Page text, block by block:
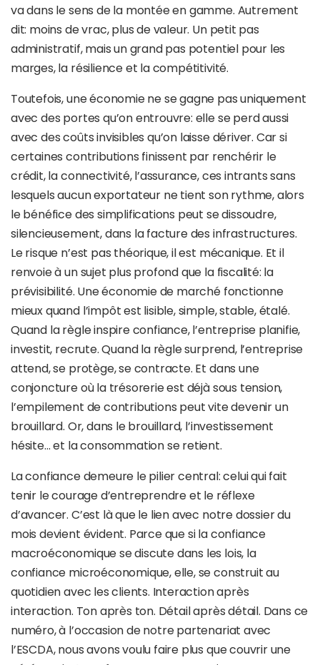
va dans le sens de la montée en gamme. Autrement
dit: moins de vrac, plus de valeur. Un petit pas
administratif, mais un grand pas potentiel pour les
marges, la résilience et la compétitivité.
Toutefois, une économie ne se gagne pas uniquement
avec des portes qu’on entrouvre: elle se perd aussi
avec des coûts invisibles qu’on laisse dériver. Car si
certaines contributions finissent par renchérir le
crédit, la connectivité, l’assurance, ces intrants sans
lesquels aucun exportateur ne tient son rythme, alors
le bénéfice des simplifications peut se dissoudre,
silencieusement, dans la facture des infrastructures.
Le risque n’est pas théorique, il est mécanique. Et il
renvoie à un sujet plus profond que la fiscalité: la
prévisibilité. Une économie de marché fonctionne
mieux quand l’impôt est lisible, simple, stable, étalé.
Quand la règle inspire confiance, l’entreprise planifie,
investit, recrute. Quand la règle surprend, l’entreprise
attend, se protège, se contracte. Et dans une
conjoncture où la trésorerie est déjà sous tension,
l’empilement de contributions peut vite devenir un
brouillard. Or, dans le brouillard, l’investissement
hésite… et la consommation se retient.
La confiance demeure le pilier central: celui qui fait
tenir le courage d’entreprendre et le réflexe
d’avancer. C’est là que le lien avec notre dossier du
mois devient évident. Parce que si la confiance
macroéconomique se discute dans les lois, la
confiance microéconomique, elle, se construit au
quotidien avec les clients. Interaction après
interaction. Ton après ton. Détail après détail. Dans ce
numéro, à l’occasion de notre partenariat avec
l’ESCDA, nous avons voulu faire plus que couvrir une